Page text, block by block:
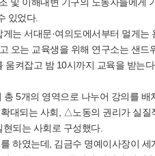
있었다.
는 서대문·여의도에서부터 멀게
오는 교육생을 위해 연구소는 샌
켜잡고 밤 10시까지 교육을 받는
총 5개의 영역으로 나누어 강의를
대되는 사회, △노동의 권리가 실
되는 사회로 구성했다.
하였는데, 김금수 명예이사장이